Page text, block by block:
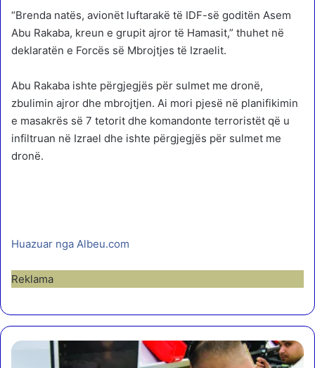
“Brenda natës, avionët luftarakë të IDF-së goditën Asem
Abu Rakaba, kreun e grupit ajror të Hamasit,” thuhet në
deklaratën e Forcës së Mbrojtjes të Izraelit.
Abu Rakaba ishte përgjegjës për sulmet me dronë,
zbulimin ajror dhe mbrojtjen. Ai mori pjesë në planifikimin
e masakrës së 7 tetorit dhe komandonte terroristët që u
infiltruan në Izrael dhe ishte përgjegjës për sulmet me
dronë.
Huazuar nga Albeu.com
Reklama
N